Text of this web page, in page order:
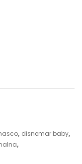
, disnemar baby,
,